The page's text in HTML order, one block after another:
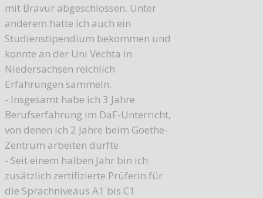
mit Bravur abgeschlossen. Unter
anderem hatte ich auch ein
Studienstipendium bekommen und
konnte an der Uni Vechta in
Niedersachsen reichlich
Erfahrungen sammeln.
- Insgesamt habe ich 3 Jahre
Berufserfahrung im DaF-Unterricht,
von denen ich 2 Jahre beim Goethe-
Zentrum arbeiten durfte.
- Seit einem halben Jahr bin ich
zusätzlich zertifizierte Prüferin für
die Sprachniveaus A1 bis C1